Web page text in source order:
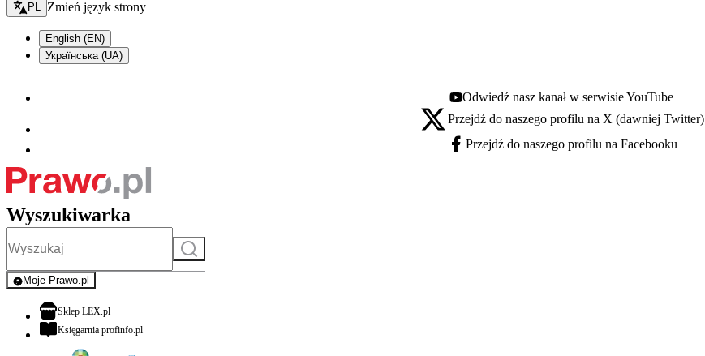
Zmień język - bieżący:
PL Zmień język strony
English (EN)
Українська (UA)
Youtube - otwiera się w nowej karcie
Odwiedź nasz kanał w serwisie YouTube
X - otwiera się w nowej karcie
Przejdź do naszego profilu na X (dawniej Twitter)
Facebook - otwiera się w nowej karcie
Przejdź do naszego profilu na Facebooku
Wyszukiwarka
Szukaj
Moje Prawo.pl
- rejestracja i logowanie do serwisu
Sklep LEX.plotwiera się w nowej karcie
Księgarnia profinfo.plotwiera się w nowej karcie